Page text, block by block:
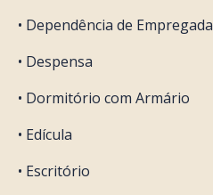
• Dependência de Empregada
• Despensa
• Dormitório com Armário
• Edícula
• Escritório